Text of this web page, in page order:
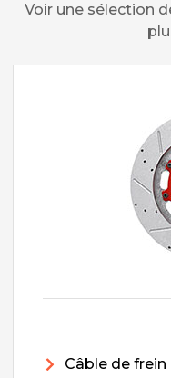
Voir une sélection
Câble de frein